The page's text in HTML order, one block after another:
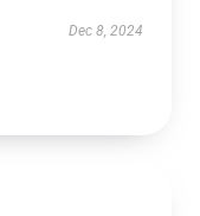
Dec 8, 2024